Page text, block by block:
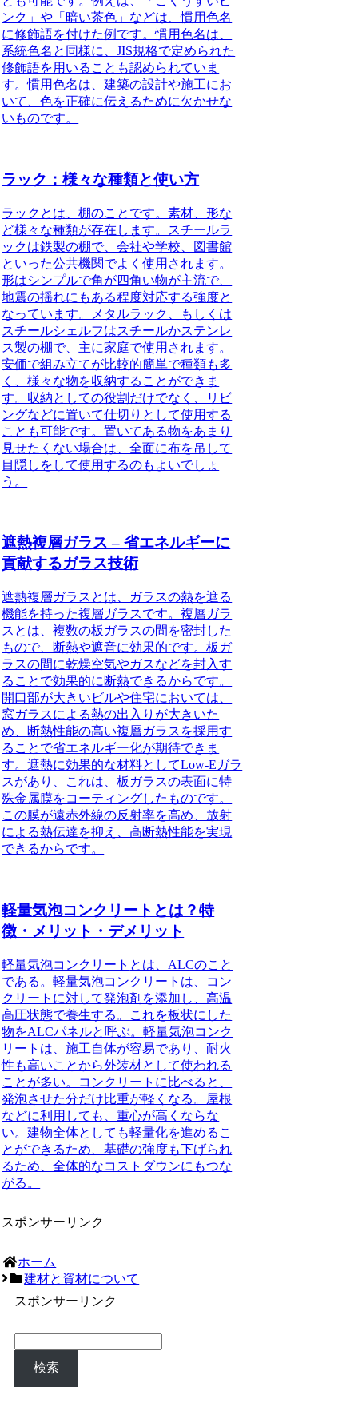
ンク」や「暗い茶色」などは、慣用色名
に修飾語を付けた例です。慣用色名は、
系統色名と同様に、JIS規格で定められた
修飾語を用いることも認められていま
す。慣用色名は、建築の設計や施工にお
いて、色を正確に伝えるために欠かせな
いものです。
ラック：様々な種類と使い方
ラックとは 、棚のことです。素材、形な
ど様々な種類が存在します。スチールラ
ックは鉄製の棚で、会社や学校、図書館
といった公共機関でよく使用されます。
形はシンプルで角が四角い物が主流で、
地震の揺れにもある程度対応する強度と
なっています。メタルラック、もしくは
スチールシェルフはスチールかステンレ
ス製の棚で、主に家庭で使用されます。
安価で組み立てが比較的簡単で種類も多
く、様々な物を収納することができま
す。収納としての役割だけでなく、リビ
ングなどに置いて仕切りとして使用する
ことも可能です。置いてある物をあまり
見せたくない場合は、全面に布を吊して
目隠しをして使用するのもよいでしょ
う。
遮熱複層ガラス – 省エネルギーに
貢献するガラス技術
遮熱複層ガラスとは、ガラスの熱を遮る
機能を持った複層ガラスです。複層ガラ
スとは、複数の板ガラスの間を密封した
もので、断熱や遮音に効果的です。板ガ
ラスの間に乾燥空気やガスなどを封入す
ることで効果的に断熱できるからです。
開口部が大きいビルや住宅においては、
窓ガラスによる熱の出入りが大きいた
め、断熱性能の高い複層ガラスを採用す
ることで省エネルギー化が期待できま
す。遮熱に効果的な材料としてLow-Eガラ
スがあり、これは、板ガラスの表面に特
殊金属膜をコーティングしたものです。
この膜が遠赤外線の反射率を高め、放射
による熱伝達を抑え、高断熱性能を実現
できるからです。
軽量気泡コンクリートとは？特
徴・メリット・デメリット
軽量気泡コンクリート とは、ALCのこと
である。軽量気泡コンクリート は、コン
クリートに対して発泡剤を添加し、高温
高圧状態で養生する。これを板状にした
物をALCパネルと呼ぶ。軽量気泡コンク
リート は、施工自体が容易であり、耐火
性も高いことから外装材として使われる
ことが多い。コンクリートに比べると、
発泡させた分だけ比重が軽くなる。屋根
などに利用しても、重心が高くならな
い。建物全体としても軽量化を進めるこ
とができるため、基礎の強度も下げられ
るため、全体的なコストダウンにもつな
がる。
スポンサーリンク
ホーム
建材と資材について
スポンサーリンク
検索